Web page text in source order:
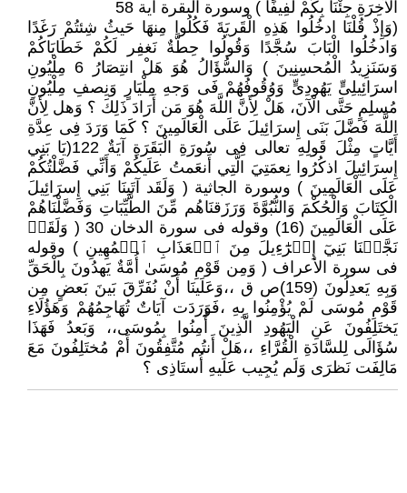
الْآخِرَةِ جِئْنَا بِكُمْ لَفِيفًا ) وسورة البقرة آية 58
(وَإِذْ قُلْنَا ادخُلُوا هَذِهِ الْقَريَةَ فَكُلُوا مِنهَا حَيثُ شِئتُمْ رَغَدًا
وَادخُلُوا الْبَابَ سُجَّدًا وَقُولُوا حِطَّةٌ نَغفِر لَكُمْ خَطَايَاكُمْ
وَسَنَزِيدُ الْمُحسِنِينَ ) وَالسُّؤَالُ هُوَ هَلْ انتِصَارُ 6 مِلْيُونِ
اسرَائِيلِىٍّ يَهُودِىٍّ وَوُقُوفُهُمْ فَى وَجهِ مِلْيَارٍ وَنِصفِ مِلْيُونِ
مُسلِمٍ حَتَّى الْآنَ، هَلْ لِأَنَّ اللَّهَ هُوَ مَن أَرَادَ ذَلِكَ ؟ وَهل لِأَنَّ
اللَّهَ فَضَّلَ بَنَى إِسرَائِيلَ عَلَى الْعَالَمِينَ ؟ كَمَا وَرَدَ فِى عِدَّةِ
أَيَّاتٍ مِثْلَ قَولِهِ تعالى فِى سُورَةِ الْبَقَرَةِ آيَةٌ 122(يَا بَنِي
إِسرَائِيلَ اذكُرُوا نِعمَتِيَ الَّتِي أَنعَمتُ عَلَيكُمْ وَأَنِّي فَضَّلْتُكُمْ
عَلَى الْعَالَمِينَ ) وسورة الجاثية ( وَلَقَد آتَينَا بَنِي إِسرَائِيلَ
الْكِتَابَ وَالْحُكْمَ وَالنُّبُوَّةَ وَرَزَقنَاهُم مِّنَ الطَّيِّبَاتِ وَفَضَّلْنَاهُمْ
عَلَى الْعَالَمِينَ (16) وقوله فى سورة الدخان 30 ( وَلَقَدۡ
نَجَّيۡنَا بَنِيٓ إِسۡرَٰٓءِيلَ مِنَ ٱلۡعَذَابِ ٱلۡمُهِينِ ) وقوله
فى سورة الأعراف ( وَمِن قَوْمِ مُوسَىٰ أُمَّةٌ يَهدُونَ بِالْحَقِّ
وَبِهِ يَعدِلُونَ (159)ص ق ،،وَعَلَينَا أَنْ نُفَرِّقَ بَينَ بَعضٍ مِن
قَوْمِ مُوسَى لَمْ يُؤْمِنُوا بِهِ ،فَوَرَدَت آيَاتٌ تُهَاجِمُهُمْ وَهَؤُلَاءِ
يَختَلِفُونَ عَنِ الْيَهُودِ الَّذِينَ أُمِنُوا بِمُوسَى،، وَبَعدُ فَهَذَا
سُؤَالَى لِلسَّادَةِ الْقُرَّاءِ ،،هَلْ أَنتُم مُتَّفِقُونَ أَمْ مُختَلِفُونَ مَعَ
مَالِفَت نَظرَى وَلَم يُجِيب عَلَيهِ أُستَاذِى ؟